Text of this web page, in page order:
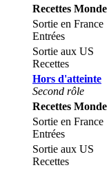
Recettes Monde
Sortie en France
Entrées
Sortie aux US
Recettes
Hors d'atteinte
Second rôle
Recettes Monde
Sortie en France
Entrées
Sortie aux US
Recettes